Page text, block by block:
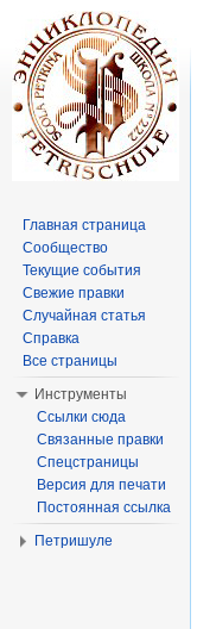
Главная страница
Сообщество
Текущие события
Свежие правки
Случайная статья
Справка
Все страницы
Инструменты
Ссылки сюда
Связанные правки
Спецстраницы
Версия для печати
Постоянная ссылка
Петришуле